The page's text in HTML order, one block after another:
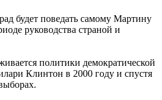
будет поведать самому Мартину
руководства страной и
политики демократической
Клинтон в 2000 году и спустя